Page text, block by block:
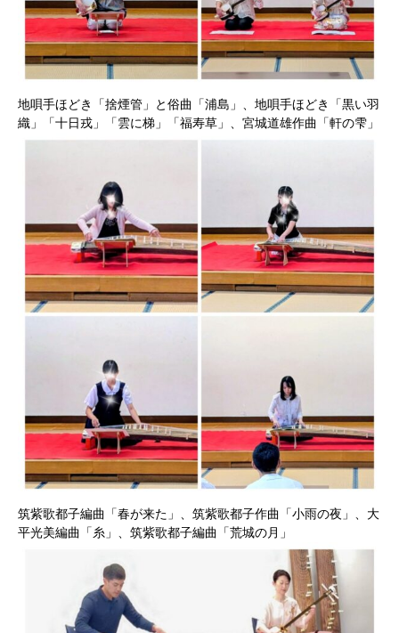
地唄手ほどき「捨煙管」と俗曲「浦島」、地唄手ほどき「黒い羽
織」「十日戎」「雲に梯」「福寿草」、宮城道雄作曲「軒の雫」
筑紫歌都子編曲「春が来た」、筑紫歌都子作曲「小雨の夜」、大
平光美編曲「糸」、筑紫歌都子編曲「荒城の月」